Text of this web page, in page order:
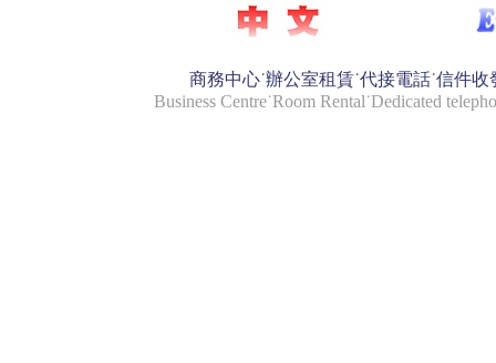
商務中心˙辦公室租賃˙代接電話˙信件收
Business Centre˙Room Rental˙Dedicated